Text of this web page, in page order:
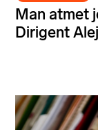
Man atmet
Dirigent